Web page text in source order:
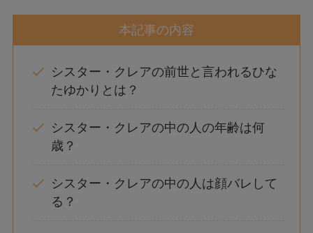
本記事の内容
シスター・クレアの前世と言われるひな
たゆかりとは？
シスター・クレアの中の人の年齢は何
歳？
シスター・クレアの中の人は顔バレして
る？